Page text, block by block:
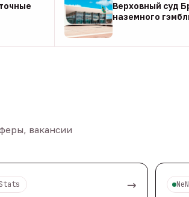
Верховный суд
наземного
07 авг
вакансии
→